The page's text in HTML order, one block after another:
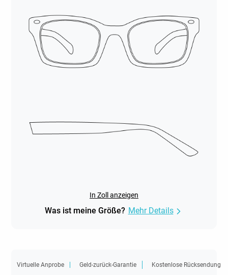
In Zoll anzeigen
Was ist meine Größe? Mehr Details
Virtuelle Anprobe Geld-zurück-Garantie Kostenlose Rücksendung